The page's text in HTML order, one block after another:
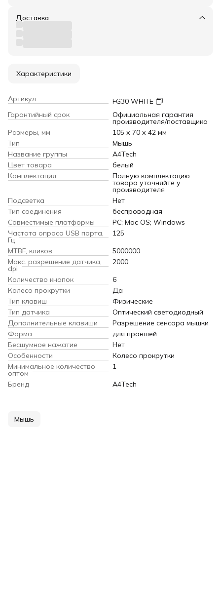
Доставка
Характеристики
Артикул
FG30 WHITE
Гарантийный срок
Официальная гарантия
производителя/поставщика
Размеры, мм
105 х 70 х 42 мм
Тип
Мышь
Название группы
A4Tech
Цвет товара
белый
Комплектация
Полную комплектацию
товара уточняйте у
производителя
Подсветка
Нет
Тип соединения
беспроводная
Совместимые платформы
PC; Mac OS; Windows
Частота опроса USB порта,
Гц
125
MTBF, кликов
5000000
Макс. разрешение датчика,
dpi
2000
Количество кнопок
6
Колесо прокрутки
Да
Тип клавиш
Физические
Тип датчика
Оптический светодиодный
Дополнительные клавиши
Разрешение сенсора мышки
Форма
для правшей
Бесшумное нажатие
Нет
Особенности
Колесо прокрутки
Минимальное количество
оптом
1
Бренд
A4Tech
Мышь